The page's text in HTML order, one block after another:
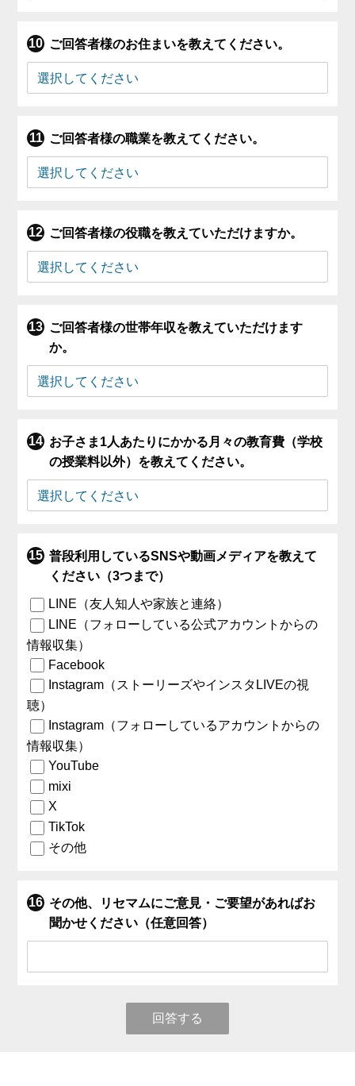
ご回答者様のお住まいを教えてください。
ご回答者様の職業を教えてください。
ご回答者様の役職を教えていただけますか。
ご回答者様の世帯年収を教えていただけます
か。
お子さま1人あたりにかかる月々の教育費（学校
の授業料以外）を教えてください。
普段利用しているSNSや動画メディアを教えて
ください（3つまで）
LINE（友人知人や家族と連絡）
LINE（フォローしている公式アカウントからの
情報収集）
Facebook
Instagram（ストーリーズやインスタLIVEの視
聴）
Instagram（フォローしているアカウントからの
情報収集）
YouTube
mixi
X
TikTok
その他
その他、リセマムにご意見・ご要望があればお
聞かせください（任意回答）
回答する